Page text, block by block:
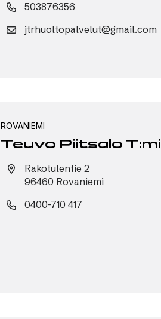
503876356
jtrhuoltopalvelut@gmail.com
ROVANIEMI
Teuvo Piitsalo T:mi
Rakotulentie 2
96460 Rovaniemi
0400-710 417